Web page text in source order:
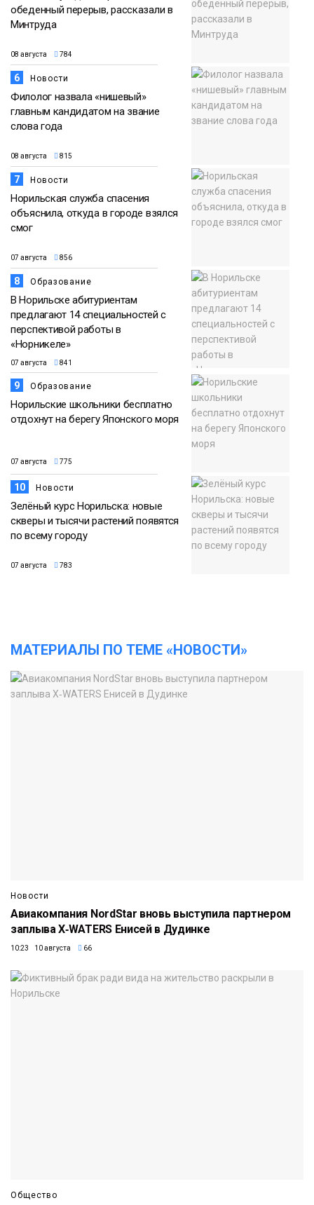
обеденный перерыв, рассказали в
Минтруда
08 августа 784
6 Новости
Филолог назвала «нишевый»
главным кандидатом на звание
слова года
08 августа 815
7 Новости
Норильская служба спасения
объяснила, откуда в городе взялся
смог
07 августа 856
8 Образование
В Норильске абитуриентам
предлагают 14 специальностей с
перспективой работы в
«Норникеле»
07 августа 841
9 Образование
Норильские школьники бесплатно
отдохнут на берегу Японского моря
07 августа 775
10 Новости
Зелёный курс Норильска: новые
скверы и тысячи растений появятся
по всему городу
07 августа 783
МАТЕРИАЛЫ ПО ТЕМЕ «НОВОСТИ»
Новости
Авиакомпания NordStar вновь выступила партнером
заплыва X‑WATERS Енисей в Дудинке
10:23 10 августа 66
Общество